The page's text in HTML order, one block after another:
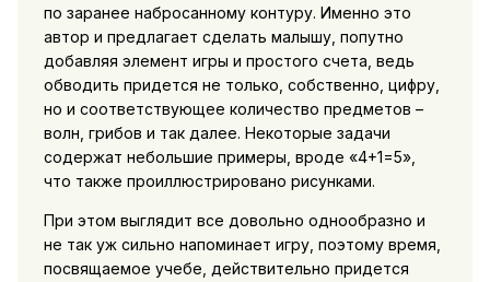
по заранее набросанному контуру. Именно это
автор и предлагает сделать малышу, попутно
добавляя элемент игры и простого счета, ведь
обводить придется не только, собственно, цифру,
но и соответствующее количество предметов –
волн, грибов и так далее. Некоторые задачи
содержат небольшие примеры, вроде «4+1=5»,
что также проиллюстрировано рисунками.
При этом выглядит все довольно однообразно и
не так уж сильно напоминает игру, поэтому время,
посвящаемое учебе, действительно придется